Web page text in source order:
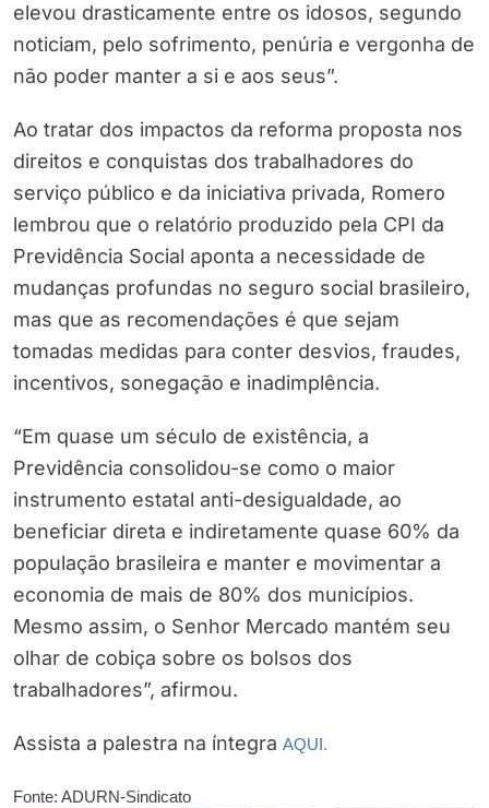
elevou drasticamente entre os idosos, segundo
noticiam, pelo sofrimento, penúria e vergonha de
não poder manter a si e aos seus”.
Ao tratar dos impactos da reforma proposta nos
direitos e conquistas dos trabalhadores do
serviço público e da iniciativa privada, Romero
lembrou que o relatório produzido pela CPI da
Previdência Social aponta a necessidade de
mudanças profundas no seguro social brasileiro,
mas que as recomendações é que sejam
tomadas medidas para conter desvios, fraudes,
incentivos, sonegação e inadimplência.
“Em quase um século de existência, a
Previdência consolidou-se como o maior
instrumento estatal anti-desigualdade, ao
beneficiar direta e indiretamente quase 60% da
população brasileira e manter e movimentar a
economia de mais de 80% dos municípios.
Mesmo assim, o Senhor Mercado mantém seu
olhar de cobiça sobre os bolsos dos
trabalhadores”, afirmou.
Assista a palestra na íntegra AQUI.
Fonte: ADURN-Sindicato